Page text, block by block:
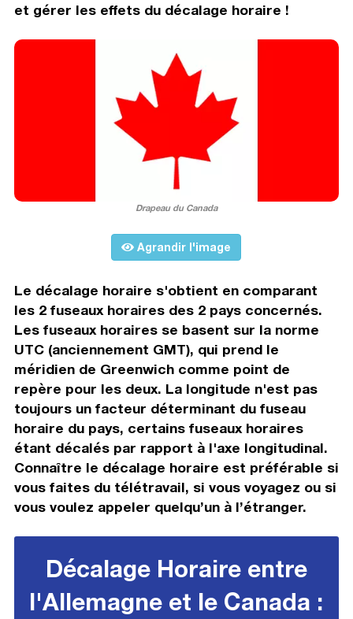
et gérer les effets du décalage horaire !
Drapeau du Canada
Agrandir l'image
Le décalage horaire s'obtient en comparant
les 2 fuseaux horaires des 2 pays concernés.
Les fuseaux horaires se basent sur la norme
UTC (anciennement GMT), qui prend le
méridien de Greenwich comme point de
repère pour les deux. La longitude n'est pas
toujours un facteur déterminant du fuseau
horaire du pays, certains fuseaux horaires
étant décalés par rapport à l'axe longitudinal.
Connaître le décalage horaire est préférable si
vous faites du télétravail, si vous voyagez ou si
vous voulez appeler quelqu’un à l’étranger.
Décalage Horaire entre
l'Allemagne et le Canada :